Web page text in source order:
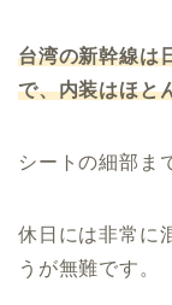
台湾の新幹線は
で、内装はほと
シートの細部ま
休日には非常に
うが無難です。